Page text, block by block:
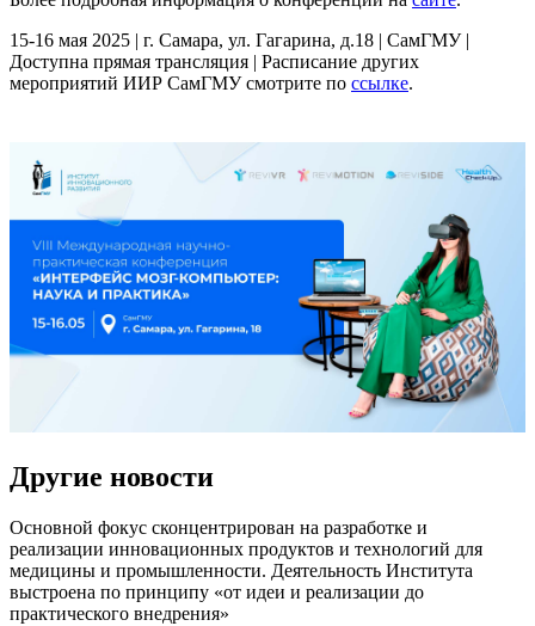
15-16 мая 2025 | г. Самара, ул. Гагарина, д.18 | СамГМУ |
Доступна прямая трансляция | Расписание других
мероприятий ИИР СамГМУ смотрите по ссылке.
Другие новости
Основной фокус сконцентрирован на разработке и
реализации инновационных продуктов и технологий для
медицины и промышленности. Деятельность Института
выстроена по принципу «от идеи и реализации до
практического внедрения»